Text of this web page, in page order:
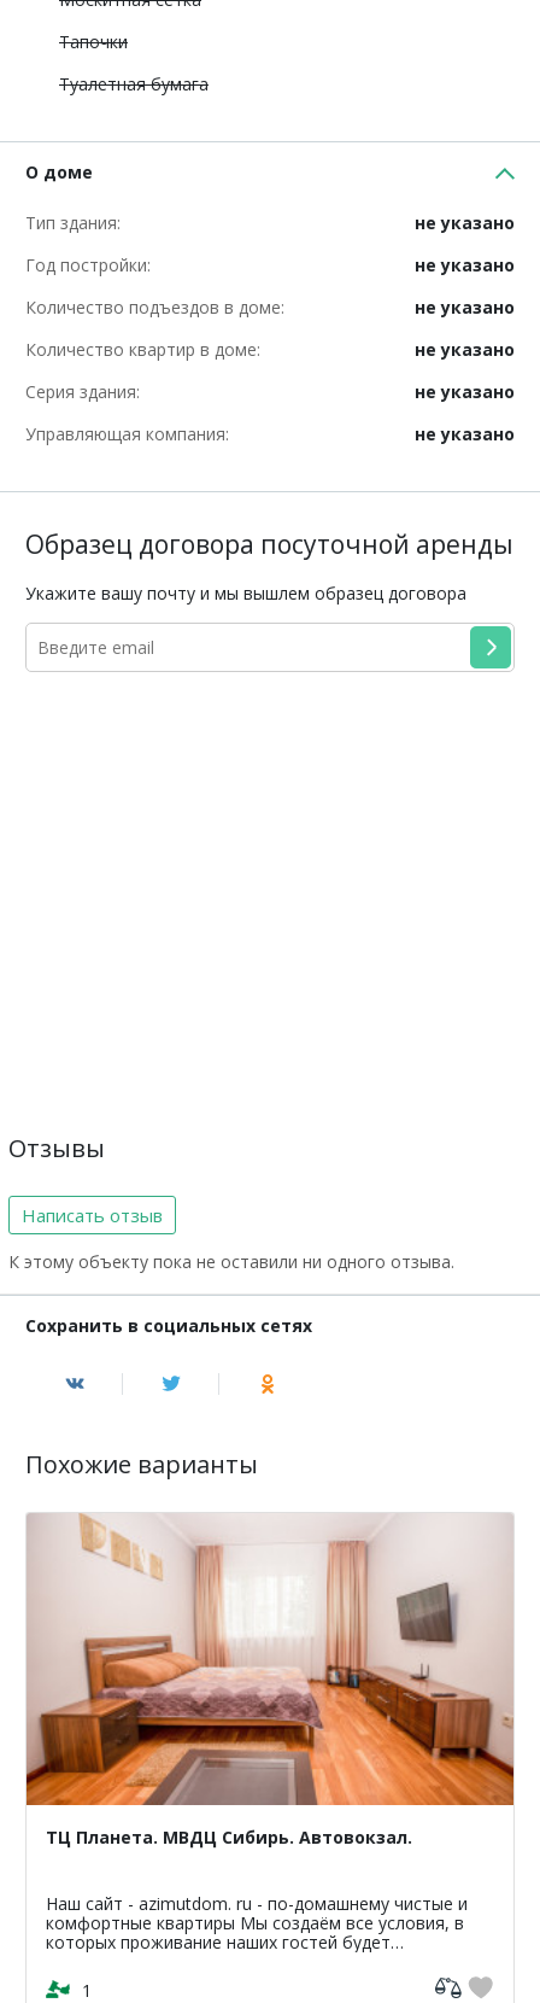
Тапочки
Туалетная бумага
О доме
Тип здания:
не указано
Год постройки:
не указано
Количество подъездов в доме:
не указано
Количество квартир в доме:
не указано
Серия здания:
не указано
Управляющая компания:
не указано
Образец договора посуточной аренды
Укажите вашу почту и мы вышлем образец договора
Отзывы
Написать отзыв
К этому объекту пока не оставили ни одного отзыва.
Сохранить в социальных сетях
Похожие варианты
ТЦ Планета. МВДЦ Сибирь. Автовокзал.
Наш сайт - azimutdom. ru - по-домашнему чистые и
комфортные квартиры Мы создаём все условия, в
которых проживание наших гостей будет
гарантируем - чисто...
1